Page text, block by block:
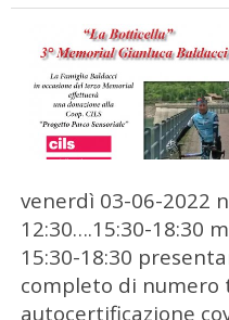
venerdì 03-06-2022
12:30….15:30-18:30
15:30-18:30
completo di numero
autocertificazione